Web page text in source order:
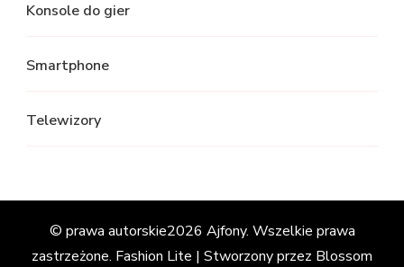
Konsole do gier
Smartphone
Telewizory
© prawa autorskie2026 Ajfony. Wszelkie prawa
zastrzeżone. Fashion Lite | Stworzony przez Blossom